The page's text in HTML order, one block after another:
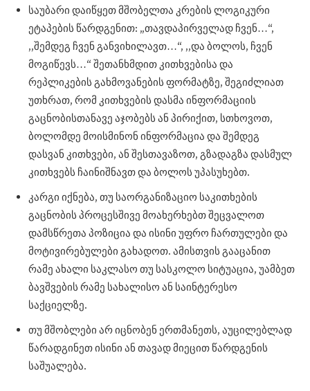
საუბარი დაიწყეთ მშობელთა კრების ლოგიკური
ეტაპების წარდგენით: „თავდაპირველად ჩვენ…“,
,,შემდეგ ჩვენ განვიხილავთ…“, ,,და ბოლოს, ჩვენ
მოგიწევს…“ შეთანხმდით კითხვებისა და
რეპლიკების გახმოვანების ფორმატზე, შეგიძლიათ
უთხრათ, რომ კითხვების დასმა ინფორმაციის
გაცნობისთანავე აჯობებს ან პირიქით, სთხოვოთ,
ბოლომდე მოისმინონ ინფორმაცია და შემდეგ
დასვან კითხვები, ან შესთავაზოთ, გზადაგზა დასმულ
კითხვებს ჩაინიშნავთ და ბოლოს უპასუხებთ.
კარგი იქნება, თუ საორგანიზაციო საკითხების
გაცნობის პროცესშივე მოახერხებთ შეცვალოთ
დამსწრეთა პოზიცია და ისინი უფრო ჩართულები და
მოტივირებულები გახადოთ. ამისთვის გააცანით
რამე ახალი საკლასო თუ სასკოლო სიტუაცია, უამბეთ
ბავშვების რამე სახალისო ან საინტერესო
საქციელზე.
თუ მშობლები არ იცნობენ ერთმანეთს, აუცილებლად
წარადგინეთ ისინი ან თავად მიეცით წარდგენის
საშუალება.